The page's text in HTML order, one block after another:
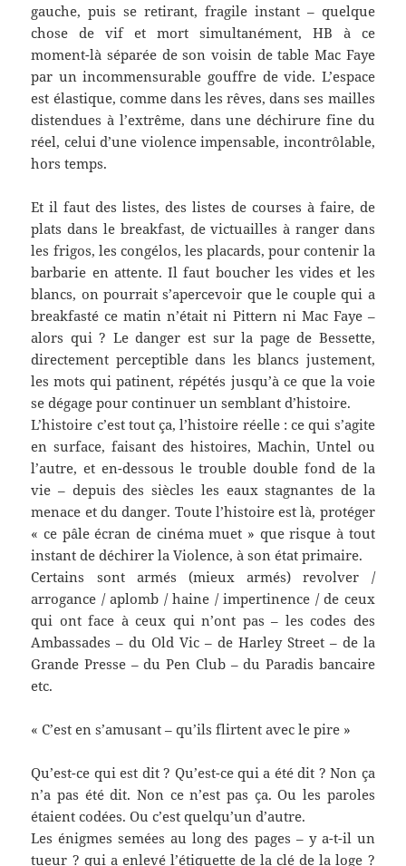
gauche, puis se retirant, fragile instant – quelque
chose de vif et mort simultanément, HB à ce
moment-là séparée de son voisin de table Mac Faye
par un incommensurable gouffre de vide. L’espace
est élastique, comme dans les rêves, dans ses mailles
distendues à l’extrême, dans une déchirure fine du
réel, celui d’une violence impensable, incontrôlable,
hors temps.
Et il faut des listes, des listes de courses à faire, de
plats dans le breakfast, de victuailles à ranger dans
les frigos, les congélos, les placards, pour contenir la
barbarie en attente. Il faut boucher les vides et les
blancs, on pourrait s’apercevoir que le couple qui a
breakfasté ce matin n’était ni Pittern ni Mac Faye –
alors qui ? Le danger est sur la page de Bessette,
directement perceptible dans les blancs justement,
les mots qui patinent, répétés jusqu’à ce que la voie
se dégage pour continuer un semblant d’histoire.
L’histoire c’est tout ça, l’histoire réelle : ce qui s’agite
en surface, faisant des histoires, Machin, Untel ou
l’autre, et en-dessous le trouble double fond de la
vie – depuis des siècles les eaux stagnantes de la
menace et du danger. Toute l’histoire est là, protéger
« ce pâle écran de cinéma muet » que risque à tout
instant de déchirer la Violence, à son état primaire.
Certains sont armés (mieux armés) revolver /
arrogance / aplomb / haine / impertinence / de ceux
qui ont face à ceux qui n’ont pas – les codes des
Ambassades – du Old Vic – de Harley Street – de la
Grande Presse – du Pen Club – du Paradis bancaire
etc.
« C’est en s’amusant – qu’ils flirtent avec le pire »
Qu’est-ce qui est dit ? Qu’est-ce qui a été dit ? Non ça
n’a pas été dit. Non ce n’est pas ça. Ou les paroles
étaient codées. Ou c’est quelqu’un d’autre.
Les énigmes semées au long des pages – y a-t-il un
tueur ? qui a enlevé l’étiquette de la clé de la loge ?